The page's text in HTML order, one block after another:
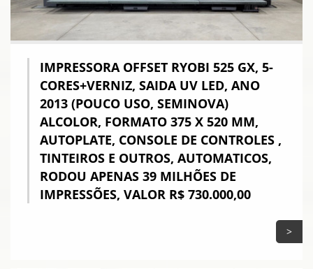
IMPRESSORA OFFSET RYOBI 525 GX, 5-
CORES+VERNIZ, SAIDA UV LED, ANO
2013 (POUCO USO, SEMINOVA)
ALCOLOR, FORMATO 375 X 520 MM,
AUTOPLATE, CONSOLE DE CONTROLES ,
TINTEIROS E OUTROS, AUTOMATICOS,
RODOU APENAS 39 MILHÕES DE
IMPRESSÕES, VALOR R$ 730.000,00
>